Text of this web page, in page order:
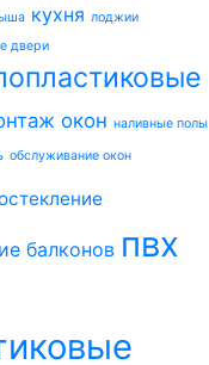
кухня лоджии
двери
окон наливные полы
обслуживание окон
балконов пвх